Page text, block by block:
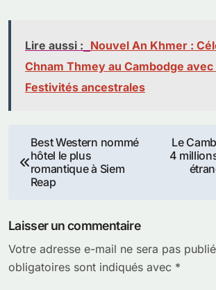
Lire aussi : Nouvel An Khmer :
Chnam Thmey au Cambodge
Festivités ancestrales
Navigation
de
Best Western nommé
hôtel le plus
romantique à Siem
Reap
Le
4
Laisser un commentaire
Votre adresse e-mail ne sera pas
obligatoires sont indiqués avec *